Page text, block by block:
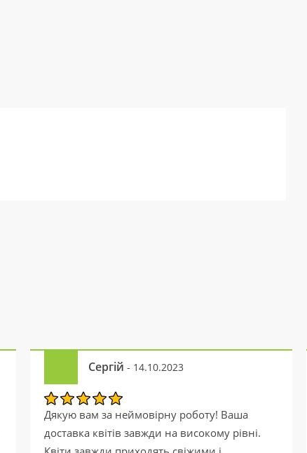
Сергій - 14.10.2023
Дякую вам за неймовірну роботу! Ваша
доставка квітів завжди на високому рівні.